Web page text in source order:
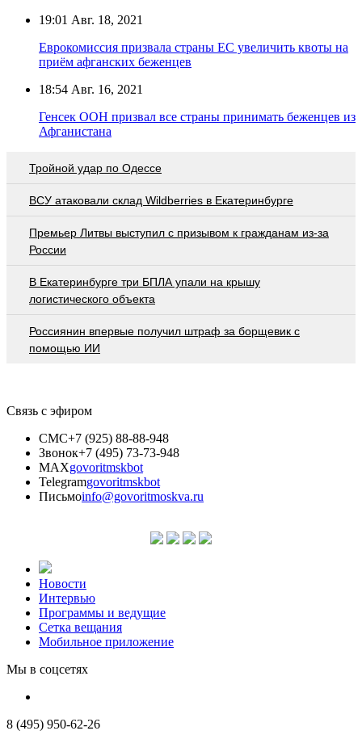
19:01 Авг. 18, 2021
Еврокомиссия призвала страны ЕС увеличить квоты на
приём афганских беженцев
18:54 Авг. 16, 2021
Генсек ООН призвал все страны принимать беженцев из
Афганистана
Тройной удар по Одессe
ВСУ атаковали склад Wildberries в Екатеринбурге
Премьер Литвы выступил с призывом к гражданам из-за
России
В Екатеринбурге три БПЛА упали на крышу
логистического объекта
Россиянин впервые получил штраф за борщевик с
помощью ИИ
Связь с эфиром
СМС+7 (925) 88-88-948
Звонок+7 (495) 73-73-948
MAXgovoritmskbot
Telegramgovoritmskbot
Письмоinfo@govoritmoskva.ru
Новости
Интервью
Программы и ведущие
Сетка вещания
Мобильное приложение
Мы в соцсетях
8 (495) 950-62-26